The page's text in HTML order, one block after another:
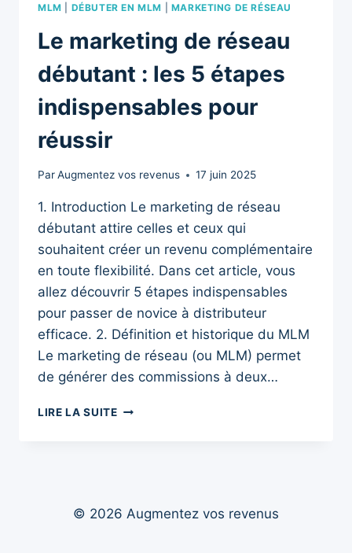
MLM DÉBUTER EN MLM MARKETING DE RÉSEAU
Le marketing de réseau
débutant : les 5 étapes
indispensables pour
réussir
ParAugmentez vos revenus 17 juin 2025
1. Introduction Le marketing de réseau
débutant attire celles et ceux qui
souhaitent créer un revenu complémentaire
en toute flexibilité. Dans cet article, vous
allez découvrir 5 étapes indispensables
pour passer de novice à distributeur
efficace. 2. Définition et historique du MLM
Le marketing de réseau (ou MLM) permet
de générer des commissions à deux…
LIRE LA SUITELE
LES
© 2026 Augmentez vos revenus